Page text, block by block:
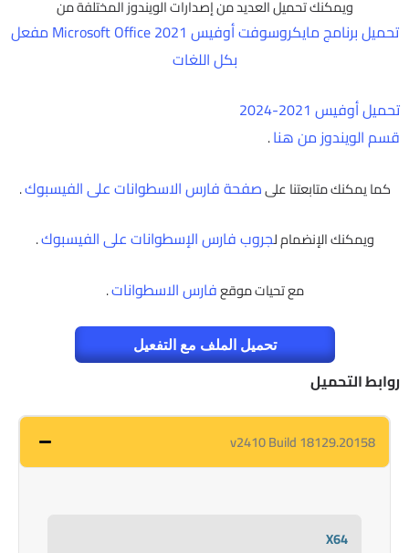
ويمكنك تحميل العديد من إصدارات الويندوز المختلفة من
تحميل برنامج مايكروسوفت أوفيس Microsoft Office 2021 مفعل
بكل اللغات
تحميل أوفيس 2021-2024
قسم الويندوز من هنا.
كما يمكنك متابعتنا علىصفحة فارس الاسطوانات على الفيسبوك.
ويمكنك الإنضمام لجروب فارس الإسطوانات على الفيسبوك.
مع تحيات موقعفارس الاسطوانات.
تحميل الملف مع التفعيل
روابط التحميل
v2410 Build 18129.20158
X64